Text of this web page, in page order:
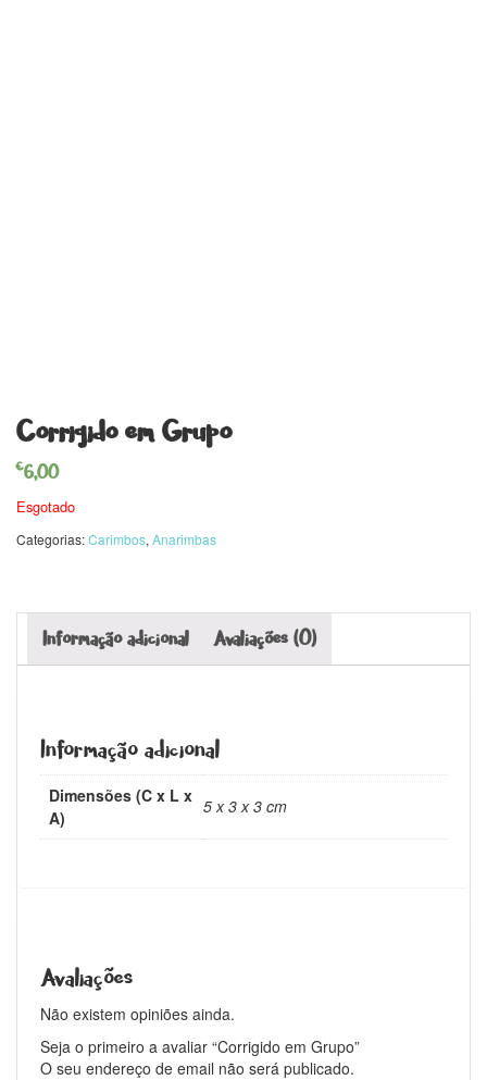
Corrigido em Grupo
€6,00
Esgotado
Categorias:Carimbos, Anarimbas
Informação adicional Avaliações (0)
Informação adicional
Dimensões (C x L x
A)
5 x 3 x 3 cm
Avaliações
Não existem opiniões ainda.
Seja o primeiro a avaliar “Corrigido em Grupo”
O seu endereço de email não será publicado.